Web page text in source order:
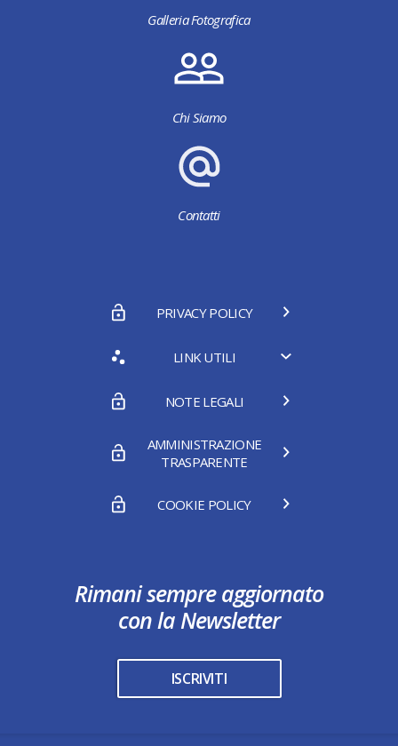
Galleria Fotografica
Chi Siamo
Contatti
PRIVACY POLICY
LINK UTILI
NOTE LEGALI
AMMINISTRAZIONE
TRASPARENTE
COOKIE POLICY
Rimani sempre aggiornato
con la Newsletter
ISCRIVITI